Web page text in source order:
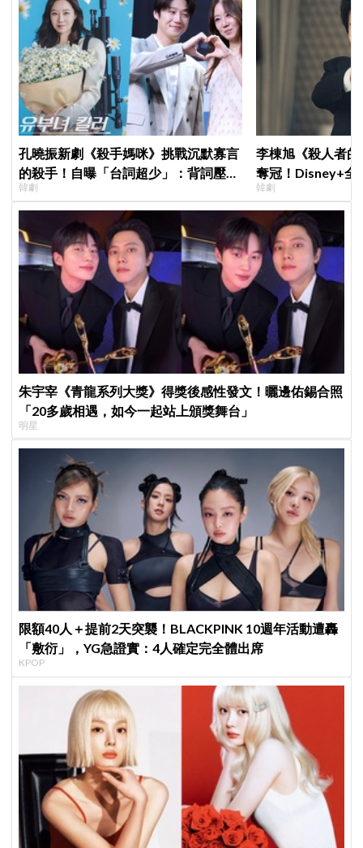
孔曉振新劇《殺手媽咪》挑戰沉默寡言
的殺手！自曝「台詞超少」：背詞壓力
小很多XD
韓劇
李棟旭《殺人者
奪冠！Disney+全
紀錄
韓劇
朱宇宰《青龍系列大獎》得獎後感性發文！曬邊佑錫合照
「20多歲相遇，如今一起站上頒獎舞台」
明星
限額40人＋提前2天突襲！BLACKPINK 10週年活動遭轟
「敷衍」，YG急證實：4人確定完全體出席
KPOP